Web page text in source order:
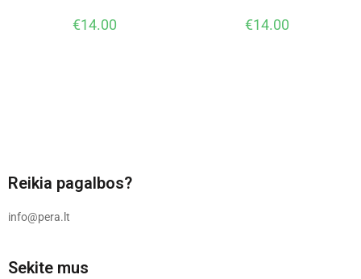
€14.00 €14.00
Reikia pagalbos?
info@pera.lt
Sekite mus